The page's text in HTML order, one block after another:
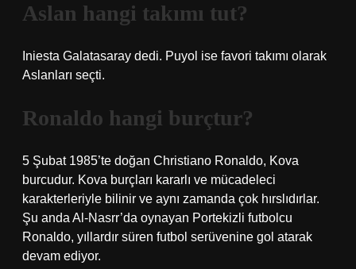
Aslan hangi takımı tut?
Iniesta Galatasaray dedi. Puyol ise favori takımı olarak
Aslanları seçti.
Ronaldo hangi burçtur?
5 Şubat 1985’te doğan Christiano Ronaldo, Kova
burcudur. Kova burçları kararlı ve mücadeleci
karakterleriyle bilinir ve aynı zamanda çok hırslıdırlar.
Şu anda Al-Nasrr’da oynayan Portekizli futbolcu
Ronaldo, yıllardır süren futbol serüvenine gol atarak
devam ediyor.